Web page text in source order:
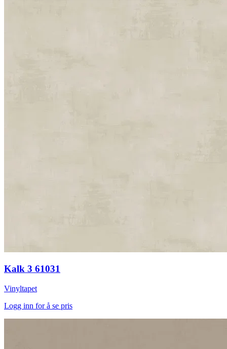
Kalk 3 61031
Vinyltapet
Logg inn for å se pris